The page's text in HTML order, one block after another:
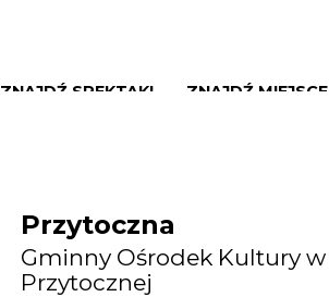
ZNAJDŹ SPEKTAKL ZNAJDŹ MIEJSCE
Przytoczna
Gminny Ośrodek Kultury w
Przytocznej